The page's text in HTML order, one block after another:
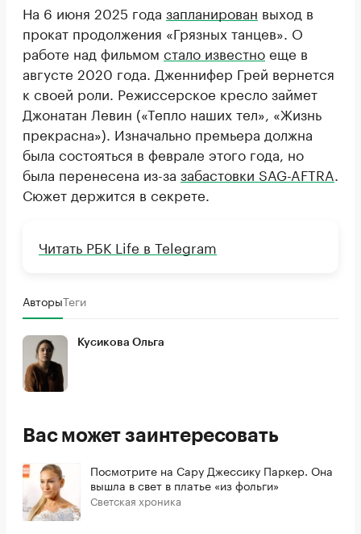
На 6 июня 2025 года запланирован выход в
прокат продолжения «Грязных танцев». О
работе над фильмом стало известноеще в
августе 2020 года. Дженнифер Грей вернется
к своей роли. Режиссерское кресло займет
Джонатан Левин («Тепло наших тел», «Жизнь
прекрасна»). Изначально премьера должна
была состояться в феврале этого года, но
была перенесена из-за забастовки SAG-AFTRA
Сюжет держится в секрете.
Читать РБК Life в Telegram
АвторыТеги
Кусикова Ольга
Вас может заинтересовать
Посмотрите на Сару Джессику Паркер. Она
вышла в свет в платье «из фольги»
Светская хроника